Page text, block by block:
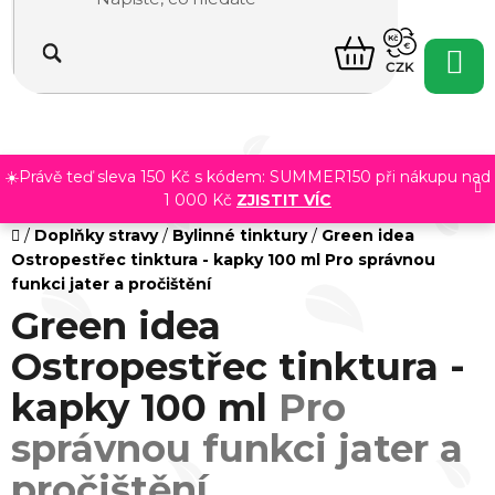
obsah
☀️Právě teď sleva 150 Kč s kódem: SUMMER150 při nákupu nad
1 000 Kč ZJISTIT VÍC
NÁKUPNÍ
KOŠÍK
CZK
Domů
/ Doplňky stravy / Bylinné tinktury / Green idea
Ostropestřec tinktura - kapky 100 ml Pro správnou
funkci jater a pročištění
Green idea
Ostropestřec tinktura -
kapky 100 ml Pro
správnou funkci jater a